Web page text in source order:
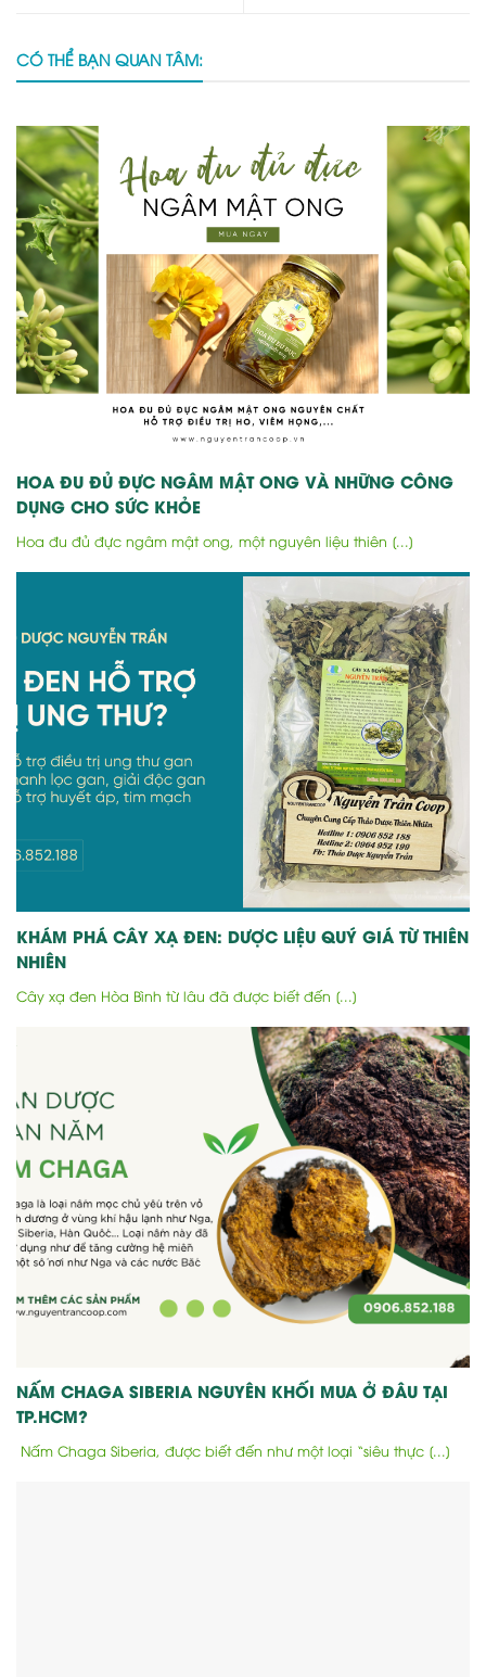
CÓ THỂ BẠN QUAN TÂM:
HOA ĐU ĐỦ ĐỰC NGÂM MẬT ONG VÀ NHỮNG CÔNG
DỤNG CHO SỨC KHỎE
Hoa đu đủ đực ngâm mật ong, một nguyên liệu thiên [...]
KHÁM PHÁ CÂY XẠ ĐEN: DƯỢC LIỆU QUÝ GIÁ TỪ THIÊN
NHIÊN
Cây xạ đen Hòa Bình từ lâu đã được biết đến [...]
NẤM CHAGA SIBERIA NGUYÊN KHỐI MUA Ở ĐÂU TẠI
TP.HCM?
Nấm Chaga Siberia, được biết đến như một loại “siêu thực [...]